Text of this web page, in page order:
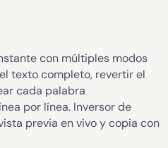
con múltiples modos
texto completo, revertir el
cada palabra
por línea. Inversor de
previa en vivo y copia con